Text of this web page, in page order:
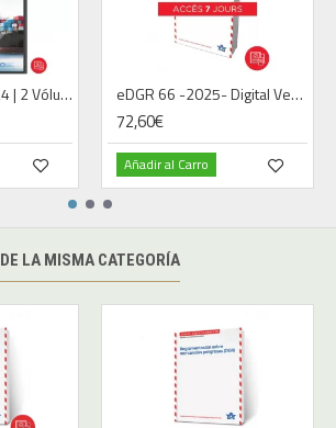
IMDG Código 42-24 | 2 Vólumenes| Digital | 2025 | Español eDGR 66 -2025- Digital Version - French - 7 jours
72,60€
Añadir al Carro
DE LA MISMA CATEGORÍA